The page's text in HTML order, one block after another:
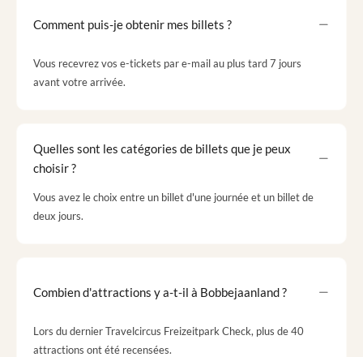
Comment puis-je obtenir mes billets ?
Vous recevrez vos e-tickets par e-mail au plus tard 7 jours
avant votre arrivée.
Quelles sont les catégories de billets que je peux
choisir ?
Vous avez le choix entre un billet d'une journée et un billet de
deux jours.
Combien d'attractions y a-t-il à Bobbejaanland ?
Lors du dernier Travelcircus Freizeitpark Check, plus de 40
attractions ont été recensées.